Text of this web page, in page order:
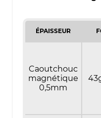
ÉPAISSEUR
Caoutchouc
magnétique
0,5mm